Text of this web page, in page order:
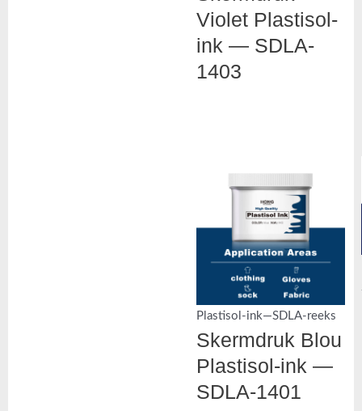
Violet Plastisol-
ink — SDLA-
1403
Plastisol-ink—SDLA-reeks
Skermdruk Blou
Plastisol-ink —
SDLA-1401